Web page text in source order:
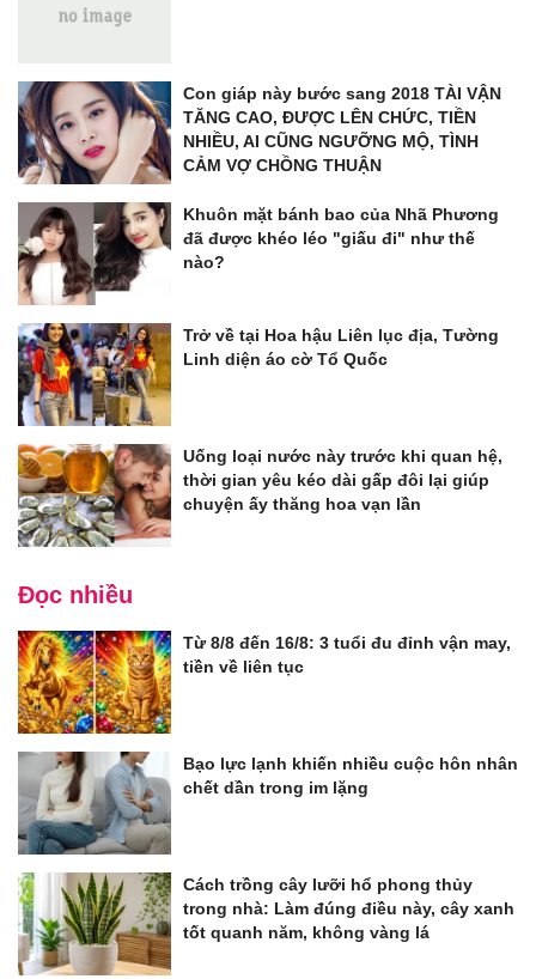
Con giáp này bước sang 2018 TÀI VẬN
TĂNG CAO, ĐƯỢC LÊN CHỨC, TIỀN
NHIỀU, AI CŨNG NGƯỠNG MỘ, TÌNH
CẢM VỢ CHỒNG THUẬN
Khuôn mặt bánh bao của Nhã Phương
đã được khéo léo "giấu đi" như thế
nào?
Trở về tại Hoa hậu Liên lục địa, Tường
Linh diện áo cờ Tổ Quốc
Uống loại nước này trước khi quan hệ,
thời gian yêu kéo dài gấp đôi lại giúp
chuyện ấy thăng hoa vạn lần
Đọc nhiều
Từ 8/8 đến 16/8: 3 tuổi đu đỉnh vận may,
tiền về liên tục
Bạo lực lạnh khiến nhiều cuộc hôn nhân
chết dần trong im lặng
Cách trồng cây lưỡi hổ phong thủy
trong nhà: Làm đúng điều này, cây xanh
tốt quanh năm, không vàng lá